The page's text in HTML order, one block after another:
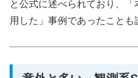
と公式に述べられており、
用した」事例であったことも